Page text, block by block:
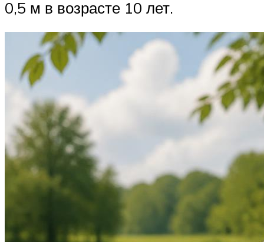
0,5 м в возрасте 10 лет.